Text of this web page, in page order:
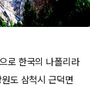
로 한국의 나폴리라
도 삼척시 근덕면